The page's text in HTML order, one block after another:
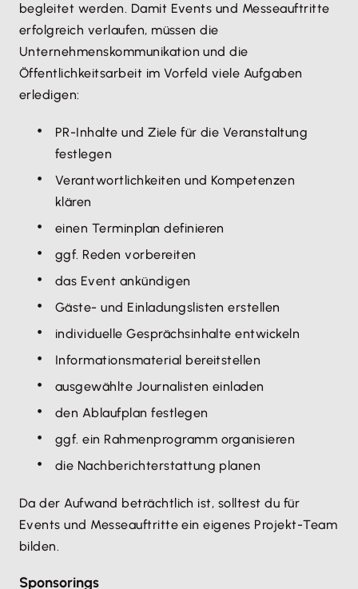
begleitet werden. Damit Events und Messeauftritte
erfolgreich verlaufen, müssen die
Unternehmenskommunikation und die
Öffentlichkeitsarbeit im Vorfeld viele Aufgaben
erledigen:
PR-Inhalte und Ziele für die Veranstaltung
festlegen
Verantwortlichkeiten und Kompetenzen
klären
einen Terminplan definieren
ggf. Reden vorbereiten
das Event ankündigen
Gäste- und Einladungslisten erstellen
individuelle Gesprächsinhalte entwickeln
Informationsmaterial bereitstellen
ausgewählte Journalisten einladen
den Ablaufplan festlegen
ggf. ein Rahmenprogramm organisieren
die Nachberichterstattung planen
Da der Aufwand beträchtlich ist, solltest du für
Events und Messeauftritte ein eigenes Projekt-Team
bilden.
Sponsorings